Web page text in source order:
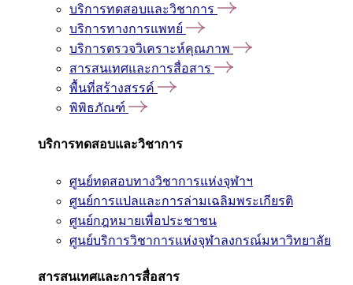
บริการทดสอบและวิชาการ
บริการทางการแพทย์
บริการตรวจวิเคราะห์คุณภาพ
สารสนเทศและการสื่อสาร
พื้นที่สร้างสรรค์
พิพิธภัณฑ์
บริการทดสอบและวิชาการ
ศูนย์ทดสอบทางวิชาการแห่งจุฬาฯ
ศูนย์การแปลและการล่ามเฉลิมพระเกียรติ
ศูนย์กฎหมายเพื่อประชาชน
ศูนย์บริการวิชาการแห่งจุฬาลงกรณ์มหาวิทยาลัย
สารสนเทศและการสื่อสาร